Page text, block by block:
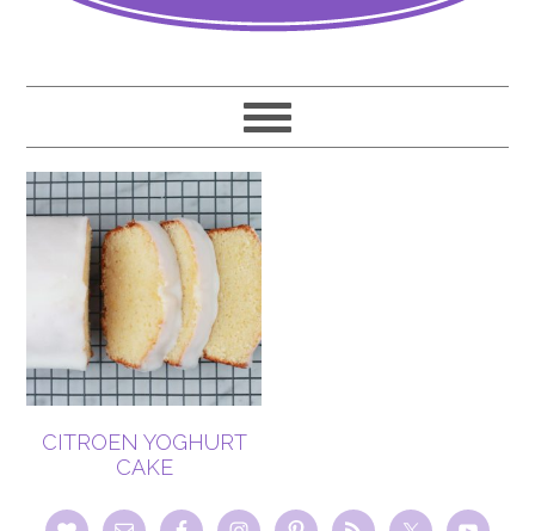
CITROEN YOGHURT
CAKE